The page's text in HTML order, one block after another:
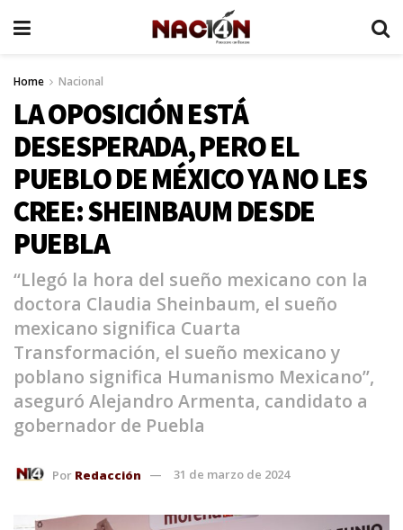
Home Nacional
LA OPOSICIÓN ESTÁ
DESESPERADA, PERO EL
PUEBLO DE MÉXICO YA NO LES
CREE: SHEINBAUM DESDE
PUEBLA
“Llegó la hora del sueño mexicano con la
doctora Claudia Sheinbaum, el sueño
mexicano significa Cuarta
Transformación, el sueño mexicano y
poblano significa Humanismo Mexicano”,
aseguró Alejandro Armenta, candidato a
gobernador de Puebla
Por Redacción 31 de marzo de 2024